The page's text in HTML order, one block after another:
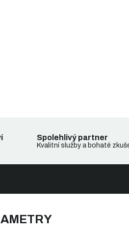
Spolehlivý partner
Kvalitní služby a bohaté